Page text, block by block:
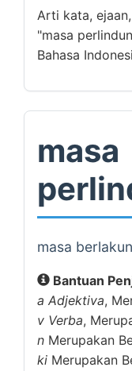
Arti kata,
"masa
Bahasa
masa
masa
Bantuan
a Adjektiva,
v Verba,
n Merupakan
ki Merupakan